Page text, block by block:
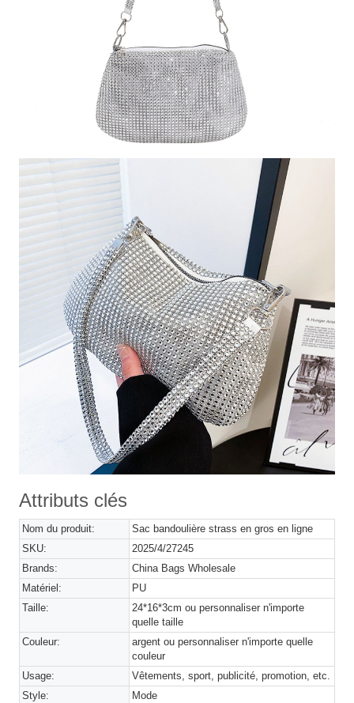
Attributs clés
Nom du produit:
Sac bandoulière strass en gros en ligne
SKU:
2025/4/27245
Brands:
China Bags Wholesale
Matériel:
PU
Taille:
24*16*3cm ou personnaliser n'importe
quelle taille
Couleur:
argent ou personnaliser n'importe quelle
couleur
Usage:
Vêtements, sport, publicité, promotion, etc.
Style:
Mode